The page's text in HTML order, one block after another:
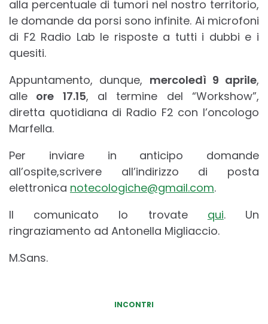
alla percentuale di tumori nel nostro territorio,
le domande da porsi sono infinite. Ai microfoni
di F2 Radio Lab le risposte a tutti i dubbi e i
quesiti.
Appuntamento, dunque, mercoledì 9 aprile,
alle ore 17.15, al termine del “Workshow”,
diretta quotidiana di Radio F2 con l’oncologo
Marfella.
Per inviare in anticipo domande
all’ospite,scrivere all’indirizzo di posta
elettronica notecologiche@gmail.com.
Il comunicato lo trovate qui. Un
ringraziamento ad Antonella Migliaccio.
M.Sans.
INCONTRI